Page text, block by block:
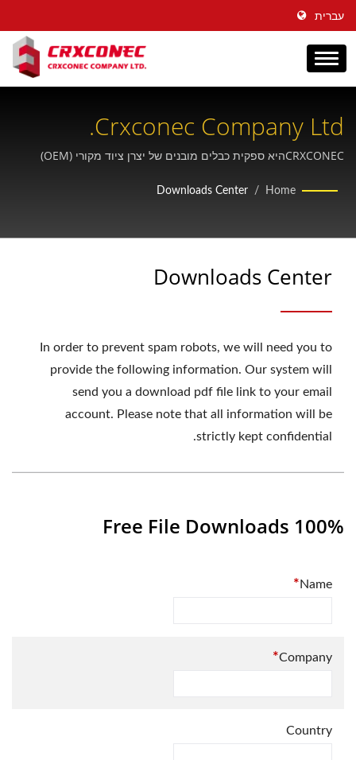
עברית
Crxconec Company Ltd.
CRXCONECהיא ספקית כבלים מובנים של יצרן ציוד מקורי (OEM)
Home
/
Downloads Center
Downloads Center
In order to prevent spam robots, we will need you to
provide the following information. Our system will
send you a download pdf file link to your email
account. Please note that all information will be
strictly kept confidential.
100% Free File Downloads
Name
*
Company
*
Country